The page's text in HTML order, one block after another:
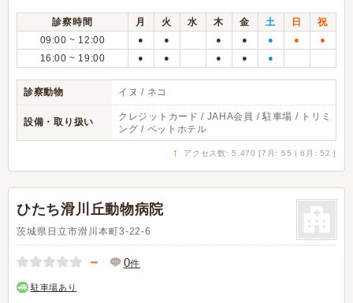
診察時間 月 火 水 木 金 土 日
祝
09:00 ~ 12:00
● ● ● ● ● ● ●
16:00 ~ 19:00 ● ● ● ● ●
診察動物 イヌ / ネコ
設備・取り扱い
クレジットカード / JAHA会員 / 駐車場 / トリミ
ング / ペットホテル
↑ アクセス数: 5,470 [7月: 55 | 6月: 52 ]
ひたち滑川丘動物病院
茨城県日立市滑川本町3-22-6
－ 0件
駐車場あり